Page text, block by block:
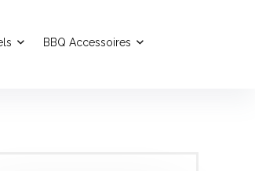
BBQ Accessoires